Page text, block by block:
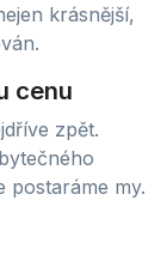
krásnější,
cenu
zpět.
postaráme my.